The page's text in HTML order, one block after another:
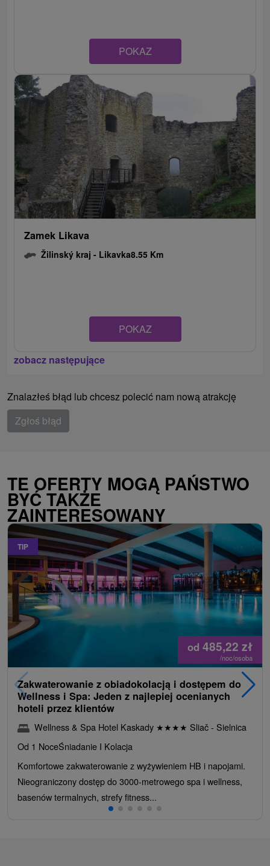
POKAZ
Zamek Likava
Žilinský kraj - Likavka8.55 Km
POKAZ
zobacz następujące
Znalazłeś błąd lub chcesz polecić nam nową atrakcję
Zgłoś błąd
TE OFERTY MOGĄ PAŃSTWO
BYĆ TAKŻE
ZAINTERESOWANY
TIP
od 485,22 zł
/noc/osoba
Zakwaterowanie z obiadokolacją i dostępem do
Wellness i Spa: Jeden z najlepiej ocenianych
hoteli przez klientów
Wellness & Spa Hotel Kaskady ★★★★ Sliač - Sielnica
Od 1 NoceŚniadanie I Kolacja
Komfortowe zakwaterowanie z wyżywieniem HB i napojami.
Nieograniczony dostęp do 3000-metrowego spa i wellness,
basenów termalnych, strefy fitness...